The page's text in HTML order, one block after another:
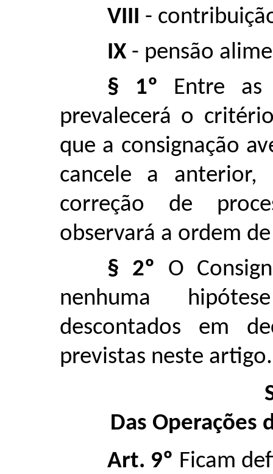
VIII -
IX- pensão
§ 1º Entre as
prevalecerá o
que a consignação
cancele a anterior,
correção de
observará a ordem
§ 2º O
nenhuma
descontados em
previstas neste artigo.
Das Operações
Art. 9º Ficam